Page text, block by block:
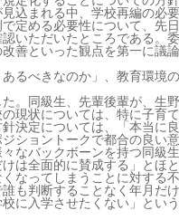
込まれる中、学校再編の必
定める必要性について、先
いただいたところである。
善といった観点を第一に議
るべきなのか」、教育環境
。同級生、先輩後輩が、生
現状については、特に子育
決定については、「本当に
ショントークで都合の良い
なバックボーンを持つ同級
は全面的に賛成する」とほ
なってしまうことに対する
も判断することなく年月だ
に入学させたくない」とい